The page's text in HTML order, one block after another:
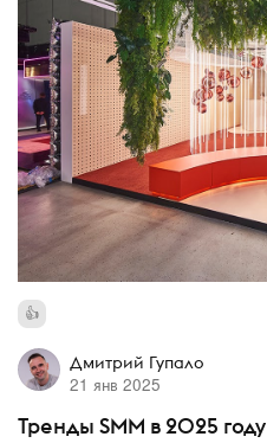
Дмитрий Гупало
21 янв 2025
Тренды SMM в 2025 году